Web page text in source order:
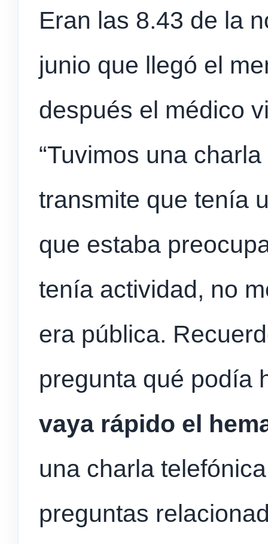
Eran las 8.43 de la
junio que llegó el
después el médico
“Tuvimos una
transmite que tenía
que estaba
tenía actividad, no
era pública.
pregunta qué podía
vaya rápido el
una charla
preguntas